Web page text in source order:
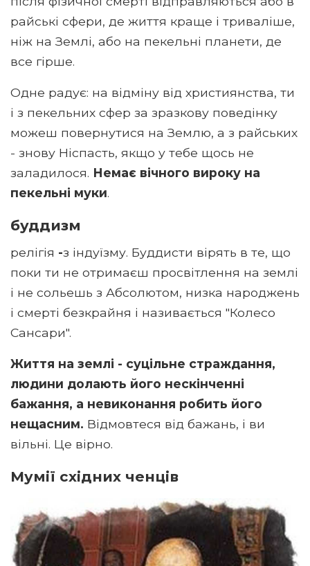
райські сфери, де життя краще і триваліше,
ніж на Землі, або на пекельні планети, де
все гірше.
Одне радує: на відміну від християнства, ти
і з пекельних сфер за зразкову поведінку
можеш повернутися на Землю, а з райських
- знову Ніспасть, якщо у тебе щось не
заладилося. Немає вічного вироку на
пекельні муки.
буддизм
релігія -з індуїзму. Буддисти вірять в те, що
поки ти не отримаєш просвітлення на землі
і не сольешь з Абсолютом, низка народжень
і смерті безкрайня і називається "Колесо
Сансари".
Життя на землі - суцільне страждання,
людини долають його нескінченні
бажання, а невиконання робить його
нещасним. Відмовтеся від бажань, і ви
вільні. Це вірно.
Мумії східних ченців